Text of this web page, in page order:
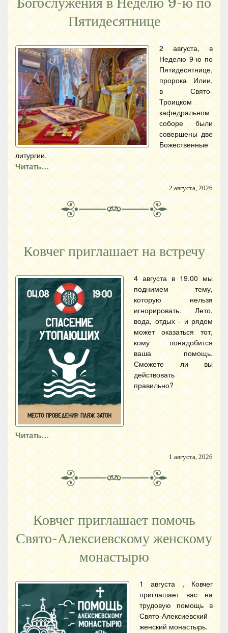
Пятидесятнице
2 августа, в
Неделю 9-ю по
Пятидесятнице,
пророка Илии,
в Свято-
Троицком
кафедральном
соборе были
совершены две
Божественные
литургии.
Читать…
2 августа, 2026
Ковчег приглашает на встречу
4 августа в 19.00 мы
поднимем тему,
которую нельзя
игнорировать. Лето,
вода, отдых - и рядом
может оказаться тот,
кому понадобится
ваша помощь.
Сможете ли вы
действовать
правильно?
Читать…
1 августа, 2026
Ковчег приглашает помочь
Свято-Алексиевскому женскому
монастырю
1 августа , Ковчег
приглашает вас на
трудовую помощь в
Свято-Алексиевский
женский монастырь.